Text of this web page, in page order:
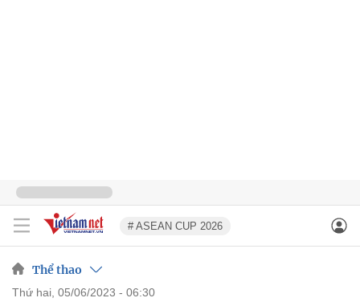
# ASEAN CUP 2026
Thể thao
thứ hai, 05/06/2023 - 06:30